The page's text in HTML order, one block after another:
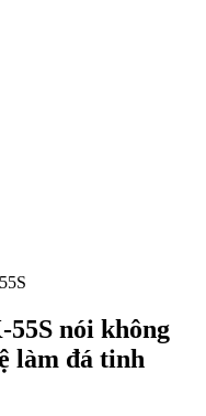
nói không
làm đá tinh